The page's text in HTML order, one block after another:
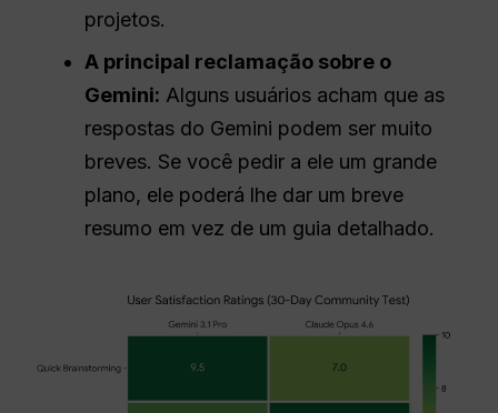
projetos.
A principal reclamação sobre o
Gemini: Alguns usuários acham que as
respostas do Gemini podem ser muito
breves. Se você pedir a ele um grande
plano, ele poderá lhe dar um breve
resumo em vez de um guia detalhado.